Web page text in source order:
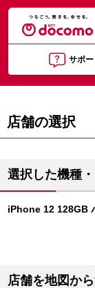
サポー
店舗の選択
選択した機種
iPhone 12 128GB
店舗を地図か